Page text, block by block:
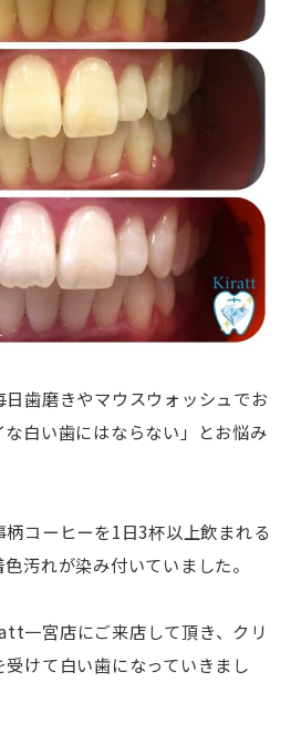
歯磨きやマウスウォッシュでお
白い歯にはならない」とお悩み
コーヒーを1日3杯以上飲まれる
汚れが染み付いていました。
一宮店にご来店して頂き、クリ
けて白い歯になっていきまし